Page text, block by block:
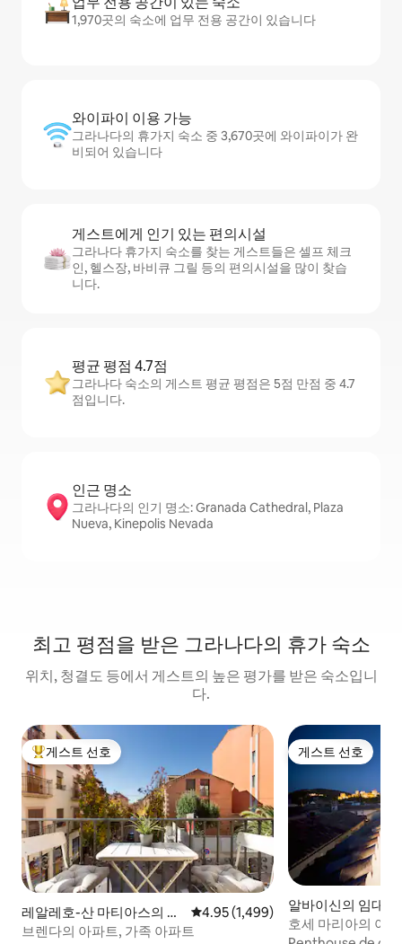
1,970곳의 숙소에 업무 전용 공간이 있습니다
와이파이 이용 가능
그라나다의 휴가지 숙소 중 3,670곳에 와이파이가 완
비되어 있습니다
게스트에게 인기 있는 편의시설
그라나다 휴가지 숙소를 찾는 게스트들은 셀프 체크
인, 헬스장, 바비큐 그릴 등의 편의시설을 많이 찾습
니다.
평균 평점 4.7점
그라나다 숙소의 게스트 평균 평점은 5점 만점 중 4.7
점입니다.
인근 명소
그라나다의 인기 명소: Granada Cathedral, Plaza
Nueva, Kinepolis Nevada
최고 평점을 받은 그라나다의 휴가 숙소
위치, 청결도 등에서 게스트의 높은 평가를 받은 숙소입니
다.
상위 게스트 선호
게스트 선호
레알레호-산 마티아스의 임
대 호실
평점 4.95점(5점 만점), 후기 1,499
4.95 (1,499)
브렌다의 아파트, 가족 아파트
게스트 선호
게스트 선호
알바이신의 임대
호세 마리아의 아